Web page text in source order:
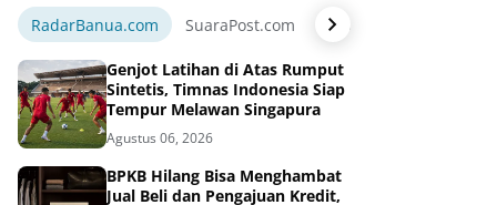
RadarBanua.com SuaraPost.com NarasiNews.com
Genjot Latihan di Atas Rumput
Sintetis, Timnas Indonesia Siap
Tempur Melawan Singapura
Agustus 06, 2026
BPKB Hilang Bisa Menghambat
Jual Beli dan Pengajuan Kredit,